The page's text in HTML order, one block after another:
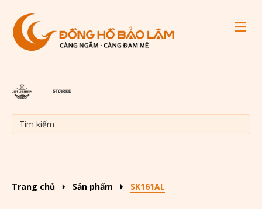
Trang chủ Sản phẩm SK161AL